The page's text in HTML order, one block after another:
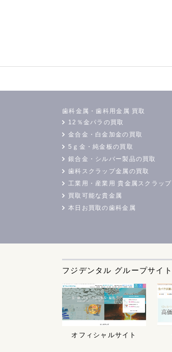
歯科金属・歯科用金属 買取
12％金パラの買取
金合金・白金加金の買取
5ｇ金・純金板の買取
銀合金・シルバー製品の買取
歯科スクラップ金属の買取
工業用・産業用 貴金属スクラップ
買取可能な貴金属
本日お買取の歯科金属
フジデンタル グループサイト
オフィシャルサイト